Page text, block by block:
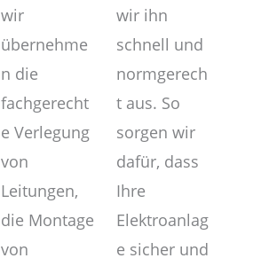
wir
übernehme
n die
fachgerecht
e Verlegung
von
Leitungen,
die Montage
von
wir ihn
schnell und
normgerech
t aus. So
sorgen wir
dafür, dass
Ihre
Elektroanlag
e sicher und